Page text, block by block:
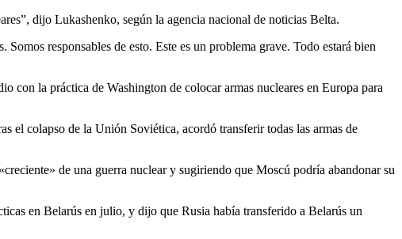
dijo Lukashenko, según la agencia nacional de noticias Belta.
responsables de esto. Este es un problema grave. Todo estará bien
con la práctica de Washington de colocar armas nucleares en Europa para
el colapso de la Unión Soviética, acordó transferir todas las armas de
de una guerra nuclear y sugiriendo que Moscú podría abandonar su
en Belarús en julio, y dijo que Rusia había transferido a Belarús un